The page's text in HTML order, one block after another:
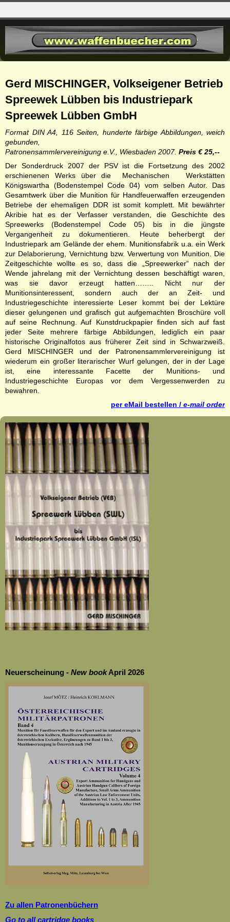
Gerd MISCHINGER, Volkseigener Betrieb
Spreewek Lübben bis Industriepark
Spreewek Lübben GmbH
Format DIN A4, 116 Seiten, hunderte färbige Abbildungen, weich
gebunden,
Patronensammlervereinigung e.V., Wiesbaden 2007. Preis € 25,--
Der Sonderdruck 2007 der PSV ist die Fortsetzung des 2002
erschienenen Werks über die Mechanischen Werkstätten
Königswartha (Bodenstempel Code 04) vom selben Autor. Das
Gesamtwerk über die Munition für Handfeuerwaffen erzeugenden
Betriebe der ehemaligen DDR ist somit komplett. Mit bewährter
Akribie hat es der Verfasser verstanden, die Geschichte des
Spreewerks (Bodenstempel Code 05) bis in die jüngste
Vergangenheit zu dokumentieren. Heute beherbergt der
Industriepark am Gelände der ehem. Munitionsfabrik u.a. ein Werk
zur Delaborierung, Vernichtung bzw. Verwertung von Munition. Die
Zeitgeschichte wollte es so, dass die „Spreewerker“ nach der
Wende jahrelang mit der Vernichtung dessen beschäftigt waren,
was sie davor erzeugt hatten…….. Nicht nur der
Munitionsinteressent, sondern auch der an Zeit- und
Industriegeschichte interessierte Leser kommt bei der Lektüre
dieser gelungenen und grafisch gut aufgemachten Broschüre voll
auf seine Rechnung. Auf Kunstdruckpapier finden sich auf fast
jeder Seite mehrere färbige Abbildungen, lediglich ein paar
historische Originalfotos aus früherer Zeit sind in Schwarzweiß.
Gerd MISCHINGER und der Patronensammlervereinigung ist
wiederum ein großer literarischer Wurf gelungen, der in der Lage
ist, eine interessante Facette der Munitions- und
Industriegeschichte Europas vor dem Vergessenwerden zu
bewahren.
per eMail bestellen / e-mail order
Neuerscheinung - New bookApril 2026
Zu allen Patronenbüchern
Go to all cartridge books